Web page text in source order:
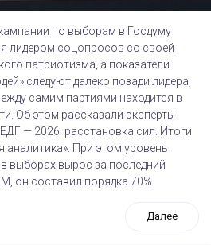
по выборам в Госдуму
лидером соцопросов со своей
патриотизма, а показатели
следуют далеко позади лидера,
самим партиями находится в
Об этом рассказали эксперты
— 2026: расстановка сил. Итоги
аналитика». При этом уровень
выборах вырос за последний
он составил порядка 70%
Далее